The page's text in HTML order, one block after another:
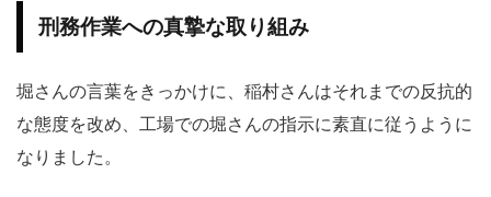
刑務作業への真摯な取り組み
堀さんの言葉をきっかけに、稲村さんはそれまでの反抗的
な態度を改め、工場での堀さんの指示に素直に従うように
なりました。